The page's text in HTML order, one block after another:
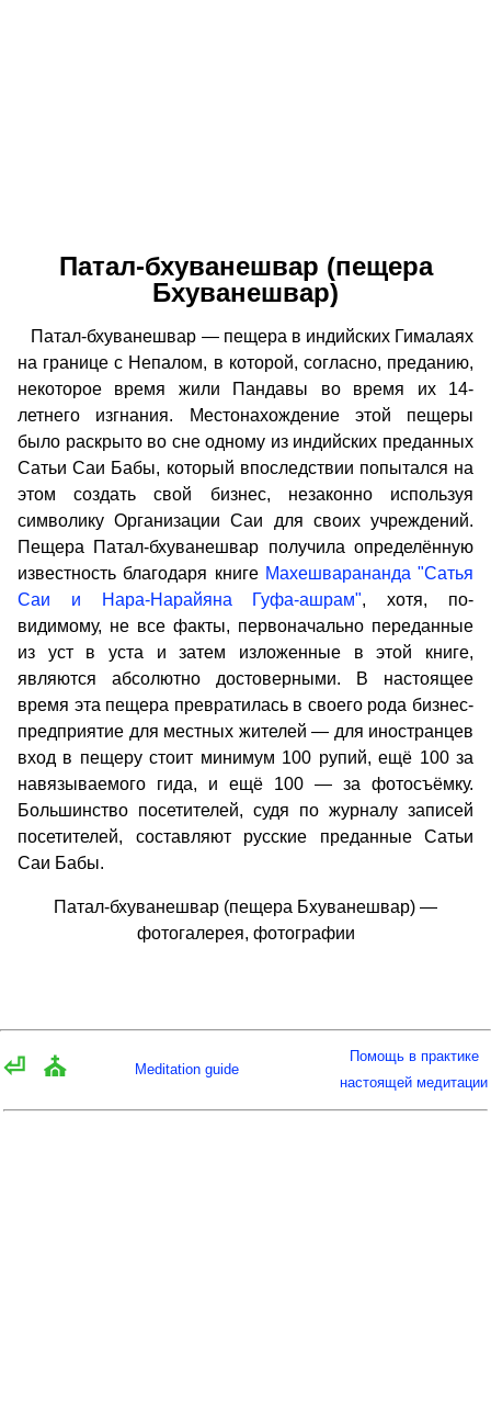
Патал-бхуванешвар (пещера
Бхуванешвар)
Патал-бхуванешвар — пещера в индийских Гималаях
на границе с Непалом, в которой, согласно, преданию,
некоторое время жили Пандавы во время их 14-
летнего изгнания. Местонахождение этой пещеры
было раскрыто во сне одному из индийских преданных
Сатьи Саи Бабы, который впоследствии попытался на
этом создать свой бизнес, незаконно используя
символику Организации Саи для своих учреждений.
Пещера Патал-бхуванешвар получила определённую
известность благодаря книге Махешварананда "Сатья
Саи и Нара-Нарайяна Гуфа-ашрам", хотя, по-
видимому, не все факты, первоначально переданные
из уст в уста и затем изложенные в этой книге,
являются абсолютно достоверными. В настоящее
время эта пещера превратилась в своего рода бизнес-
предприятие для местных жителей — для иностранцев
вход в пещеру стоит минимум 100 рупий, ещё 100 за
навязываемого гида, и ещё 100 — за фотосъёмку.
Большинство посетителей, судя по журналу записей
посетителей, составляют русские преданные Сатьи
Саи Бабы.
Патал-бхуванешвар (пещера Бхуванешвар) —
фотогалерея, фотографии
⏎ ⛪ Meditation guide
Помощь в практике
настоящей медитации